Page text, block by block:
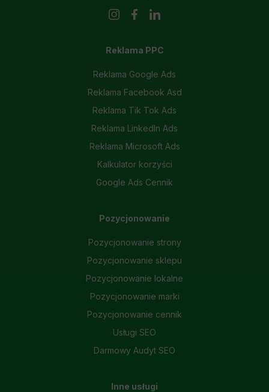
Reklama PPC
Reklama Google Ads
Reklama Facebook Asd
Reklama Tik Tok Ads
Reklama LinkedIn Ads
Reklama Microsoft Ads
Kalkulator korzyści
Google Ads Cennik
Pozycjonowanie
Pozycjonowanie strony
Pozycjonowanie sklepu
Pozycjonowanie lokalne
Pozycjonowanie marki
Pozycjonowanie cennik
Usługi SEO
Darmowy Audyt SEO
Inne usługi